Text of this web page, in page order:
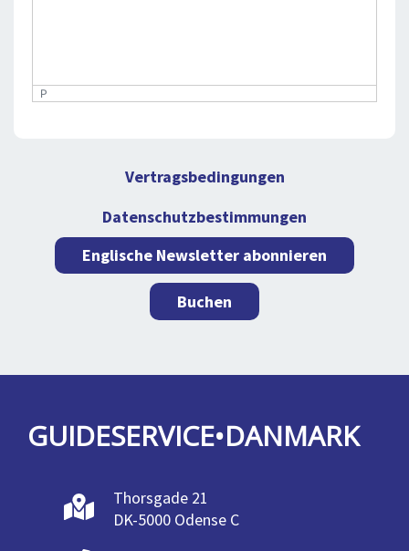
P
Englische Newsletter abonnieren
Vertragsbedingungen
Datenschutzbestimmungen
Buchen
GUIDESERVICE•DANMARK
Thorsgade 21
DK-5000 Odense C